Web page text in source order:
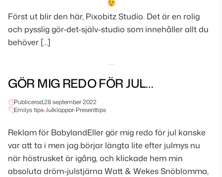
Först ut blir den här, Pixobitz Studio. Det är en rolig
och pysslig gör-det-själv-studio som innehåller allt du
behöver […]
GÖR MIG REDO FÖR JUL…
Publicerad,28 september 2022
Emilys tips•Julklappar•Presenttips
Reklam för BabylandEller gör mig redo för jul kanske
var att ta i men jag börjar längta lite efter julmys nu
när höstrusket är igång, och klickade hem min
absoluta dröm-julstjärna Watt & Wekes Snöblomma,